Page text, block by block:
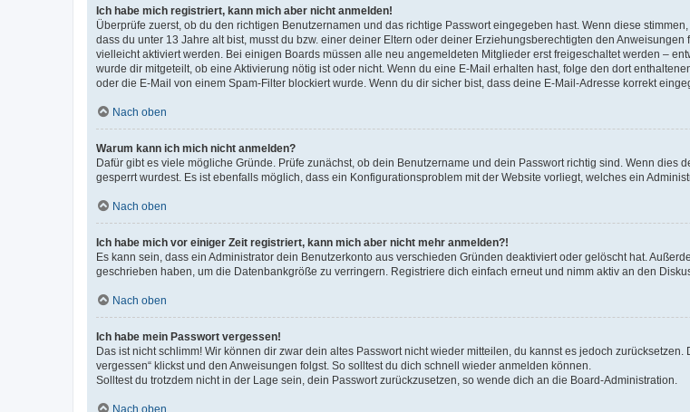
Ich habe mich registriert, kann mich aber nicht anmelden!
Überprüfe zuerst, ob du den richtigen Benutzernamen und das richtige Passwort eingegeben hast. Wenn diese
dass du unter 13 Jahre alt bist, musst du bzw. einer deiner Eltern oder deiner Erziehungsberechtigten den
vielleicht aktiviert werden. Bei einigen Boards müssen alle neu angemeldeten Mitglieder erst freigeschaltet werden –
wurde dir mitgeteilt, ob eine Aktivierung nötig ist oder nicht. Wenn du eine E-Mail erhalten hast, folge den dort
oder die E-Mail von einem Spam-Filter blockiert wurde. Wenn du dir sicher bist, dass deine E-Mail-Adresse korrekt
Nach oben
Warum kann ich mich nicht anmelden?
Dafür gibt es viele mögliche Gründe. Prüfe zunächst, ob dein Benutzername und dein Passwort richtig sind. Wenn
gesperrt wurdest. Es ist ebenfalls möglich, dass ein Konfigurationsproblem mit der Website vorliegt, welches ein
Nach oben
Ich habe mich vor einiger Zeit registriert, kann mich aber nicht mehr anmelden?!
Es kann sein, dass ein Administrator dein Benutzerkonto aus verschieden Gründen deaktiviert oder gelöscht hat.
geschrieben haben, um die Datenbankgröße zu verringern. Registriere dich einfach erneut und nimm aktiv an den
Nach oben
Ich habe mein Passwort vergessen!
Das ist nicht schlimm! Wir können dir zwar dein altes Passwort nicht wieder mitteilen, du kannst es jedoch
vergessen“ klickst und den Anweisungen folgst. So solltest du dich schnell wieder anmelden können.
Solltest du trotzdem nicht in der Lage sein, dein Passwort zurückzusetzen, so wende dich an die Board-Administration.
Nach oben